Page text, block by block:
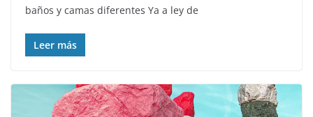
baños y camas diferentes Ya a ley de
Leer más